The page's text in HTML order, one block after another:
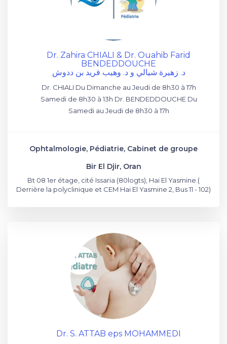
Dr. Zahira CHIALI & Dr. Ouahib Farid
BENDEDDOUCHE
د. زهيرة شيالي و د. وهيب فريد بن ددوش
Dr. CHIALI Du Dimanche au Jeudi de 8h30 à 17h
Samedi de 8h30 à 13h Dr. BENDEDDOUCHE Du
Samedi au Jeudi de 8h30 à 17h
Ophtalmologie, Pédiatrie, Cabinet de groupe
Bir El Djir, Oran
Bt 08 1er étage, cité Issaria (80logts), Hai El Yasmine.(
Derrière la polyclinique et CEM Hai El Yasmine 2, Bus 11 - 102)
Dr. S. ATTAB eps MOHAMMEDI